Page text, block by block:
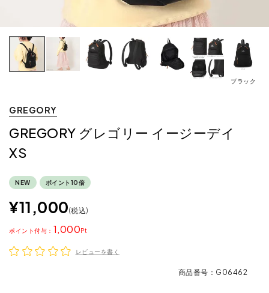
ブラック
GREGORY
GREGORY グレゴリー イージーデイ
XS
NEW ポイント10倍
¥11,000 税込
1,000
ポイント
レビューを書く
商品番号 G06462